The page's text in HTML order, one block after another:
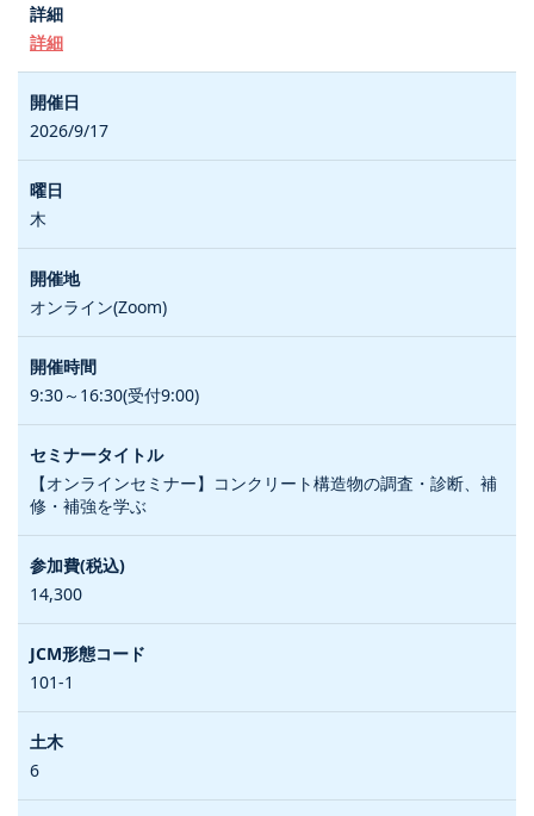
詳細
2026/9/17
木
オンライン(Zoom)
9:30～16:30(受付9:00)
【オンラインセミナー】コンクリート構造物の調査・診断、補
修・補強を学ぶ
14,300
101-1
6